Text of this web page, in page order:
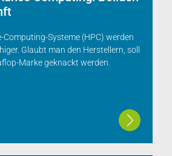
Systeme (HPC) werden
Glaubt man den Herstellern, soll
Marke geknackt werden.